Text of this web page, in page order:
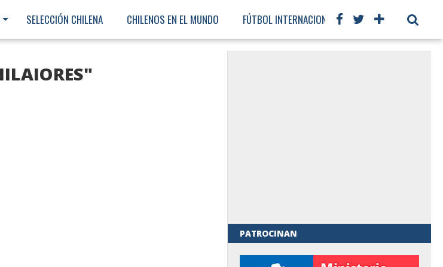
SELECCIÓN CHILENA CHILENOS EN EL MUNDO FÚTBOL INTERNACIONAL
PATROCINAN